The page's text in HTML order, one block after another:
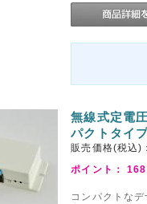
無線式定電
パクトタイ
販売価格(税込
ポイント：168
コンパクトな